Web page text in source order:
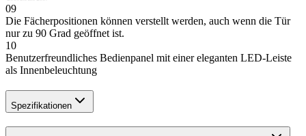
09
Die Fächerpositionen können verstellt werden, auch wenn die Tür
nur zu 90 Grad geöffnet ist.
10
Benutzerfreundliches Bedienpanel mit einer eleganten LED-Leiste
als Innenbeleuchtung
Spezifikationen